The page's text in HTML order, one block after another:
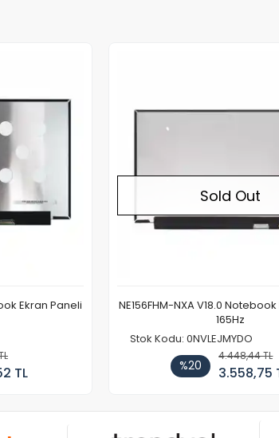
Ekran Paneli
TL
Sold Out
NE156FHM-NXA V18.0
165Hz
Stok Kodu: 0NVLEJMYDO
%20
4.448,44 TL
3.558,75